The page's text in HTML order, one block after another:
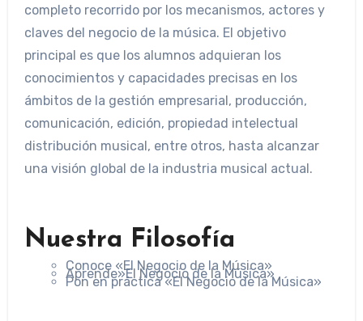
completo recorrido por los mecanismos, actores y
claves del negocio de la música. El objetivo
principal es que los alumnos adquieran los
conocimientos y capacidades precisas en los
ámbitos de la gestión empresarial, producción,
comunicación, edición, propiedad intelectual
distribución musical, entre otros, hasta alcanzar
una visión global de la industria musical actual.
Nuestra Filosofía
Conoce «El Negocio de la Música»
Aprende»El Negocio de la Música»
Pon en práctica «El Negocio de la Música»